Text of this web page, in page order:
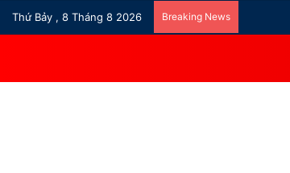
Thứ Bảy , 8 Tháng 8 2026 Breaking News